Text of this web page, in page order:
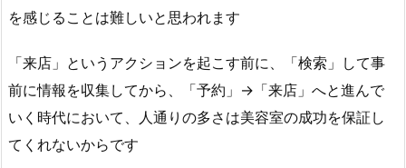
を感じることは難しいと思われます
「来店」というアクションを起こす前に、「検索」して事
前に情報を収集してから、「予約」→「来店」へと進んで
いく時代において、人通りの多さは美容室の成功を保証し
てくれないからです